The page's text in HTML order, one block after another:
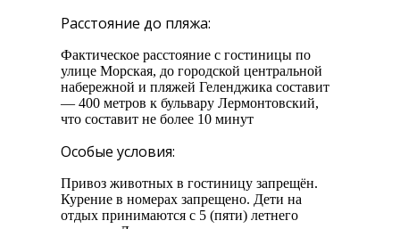
Расстояние до пляжа:
Фактическое расстояние с гостиницы по
улице Морская, до городской центральной
набережной и пляжей Геленджика составит
— 400 метров к бульвару Лермонтовский,
что составит не более 10 минут
Особые условия:
Привоз животных в гостиницу запрещён.
Курение в номерах запрещено. Дети на
отдых принимаются с 5 (пяти) летнего